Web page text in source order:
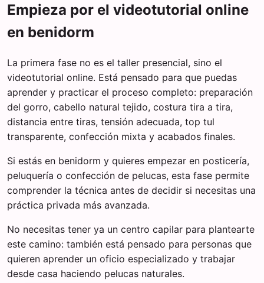
Empieza por el videotutorial online
en benidorm
La primera fase no es el taller presencial, sino el
videotutorial online. Está pensado para que puedas
aprender y practicar el proceso completo: preparación
del gorro, cabello natural tejido, costura tira a tira,
distancia entre tiras, tensión adecuada, top tul
transparente, confección mixta y acabados finales.
Si estás en benidorm y quieres empezar en posticería,
peluquería o confección de pelucas, esta fase permite
comprender la técnica antes de decidir si necesitas una
práctica privada más avanzada.
No necesitas tener ya un centro capilar para plantearte
este camino: también está pensado para personas que
quieren aprender un oficio especializado y trabajar
desde casa haciendo pelucas naturales.